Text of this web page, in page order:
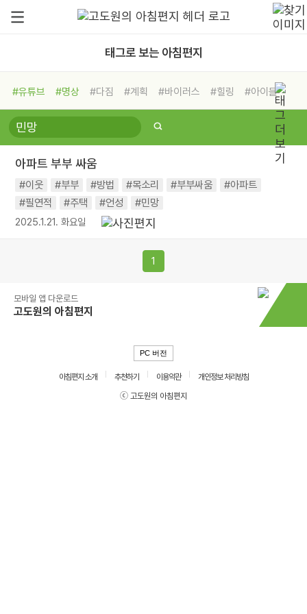
태그로 보는 아침편지
#유튜브 #명상 #다짐 #계획 #바이러스 #힐링
#아이들
#비전캠프
#독서캠프 #삶
#희망
#나눔 #친구 #링컨학교
#독서
#건강 #면역력
아파트 부부 싸움
#이웃 #부부 #방법 #목소리 #부부싸움
#아파트
#필연적
#주택 #언성 #민망
2025.1.21. 화요일
1
모바일 앱 다운로드
고도원의 아침편지
PC 버전
아침편지 소개 추천하기 이용약관
개인정보 처리방침
ⓒ 고도원의 아침편지